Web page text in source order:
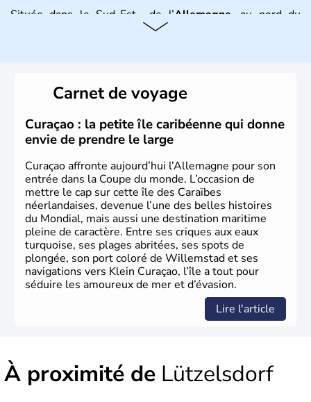
Située dans le Sud-Est de l’Allemagne , au nord du
fait partie des seize
conservateur.Carnet de voyage
Curaçao : la petite île caribéenne qui donne
envie de prendre le large
Curaçao affronte aujourd’hui l’Allemagne pour son
entrée dans la Coupe du monde. L’occasion de
mettre le cap sur cette île des Caraïbes
néerlandaises, devenue l’une des belles histoires
du Mondial, mais aussi une destination maritime
pleine de caractère. Entre ses criques aux eaux
turquoise, ses plages abritées, ses spots de
plongée, son port coloré de Willemstad et ses
navigations vers Klein Curaçao, l’île a tout pour
séduire les amoureux de mer et d’évasion.
Lire l'article
À proximité de Lützelsdorf